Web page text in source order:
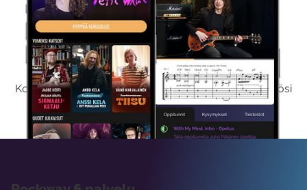
Kokeile Ilmaiseksi
Kokeilemalla ilmaiseksi saat koko sisältömme käyttöösi
viikon ajaksi.